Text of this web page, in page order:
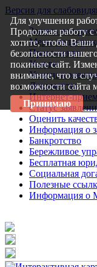
Версия для
Запись на
Меры
Пресс-центр
Услуги
Услуги в
Документы
Интернет-
Статус
Оценить
Информация о
Банкротство
Бережливое
Бесплатная
Социальная
Полезные
Информация
Для улучшения
Продолжая работу
хотите, чтобы Ваши
безопасности
покиньте сайт.
внимание, что в
возможности сайта
Принимаю